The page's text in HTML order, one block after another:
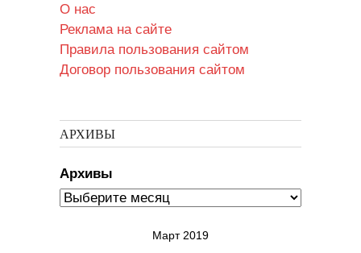
О нас
Реклама на сайте
Правила пользования сайтом
Договор пользования сайтом
АРХИВЫ
Архивы
Март 2019